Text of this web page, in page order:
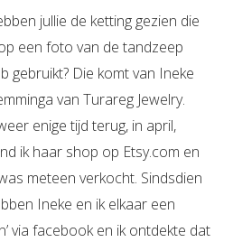
jullie de ketting gezien die
een foto van de tandzeep
gebruikt? Die komt van Ineke
van Turareg Jewelry.
enige tijd terug, in april,
ik haar shop op Etsy.com en
meteen verkocht. Sindsdien
Ineke en ik elkaar een
via facebook en ik ontdekte dat